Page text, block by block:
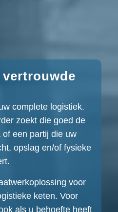
complete logistiek.
zoekt die goed de
een partij die uw
opslag en/of fysieke
voor
keten. Voor
als u behoefte heeft